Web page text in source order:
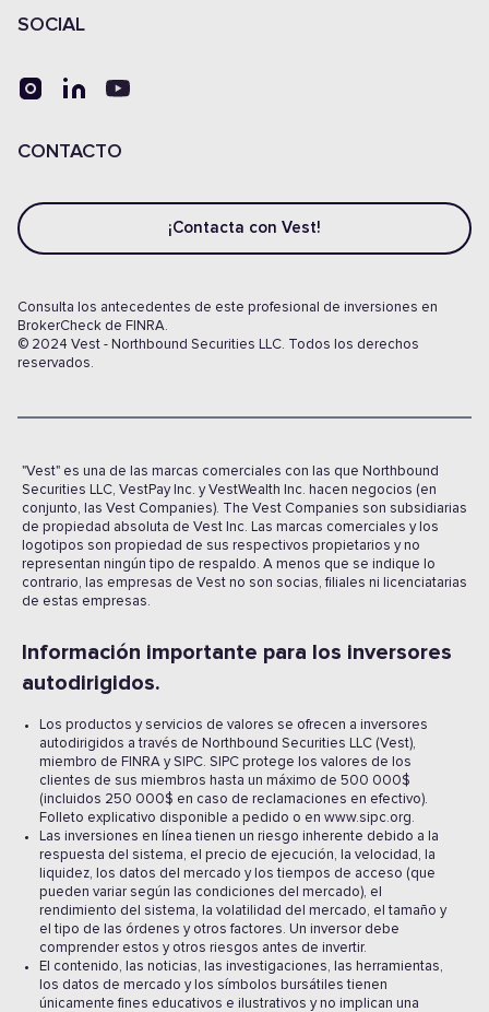
SOCIAL
CONTACTO
¡Contacta con Vest!
Consulta los antecedentes de este profesional de inversiones en
BrokerCheck de FINRA.
© 2024 Vest - Northbound Securities LLC. Todos los derechos
reservados.
"Vest" es una de las marcas comerciales con las que Northbound
Securities LLC, VestPay Inc. y VestWealth Inc. hacen negocios (en
conjunto, las Vest Companies). The Vest Companies son subsidiarias
de propiedad absoluta de Vest Inc. Las marcas comerciales y los
logotipos son propiedad de sus respectivos propietarios y no
representan ningún tipo de respaldo. A menos que se indique lo
contrario, las empresas de Vest no son socias, filiales ni licenciatarias
de estas empresas.
Información importante para los inversores
autodirigidos.
Los productos y servicios de valores se ofrecen a inversores
autodirigidos a través de Northbound Securities LLC (Vest),
miembro de FINRA y SIPC. SIPC protege los valores de los
clientes de sus miembros hasta un máximo de 500 000$
(incluidos 250 000$ en caso de reclamaciones en efectivo).
Folleto explicativo disponible a pedido o en www.sipc.org.
Las inversiones en línea tienen un riesgo inherente debido a la
respuesta del sistema, el precio de ejecución, la velocidad, la
liquidez, los datos del mercado y los tiempos de acceso (que
pueden variar según las condiciones del mercado), el
rendimiento del sistema, la volatilidad del mercado, el tamaño y
el tipo de las órdenes y otros factores. Un inversor debe
comprender estos y otros riesgos antes de invertir.
El contenido, las noticias, las investigaciones, las herramientas,
los datos de mercado y los símbolos bursátiles tienen
únicamente fines educativos e ilustrativos y no implican una